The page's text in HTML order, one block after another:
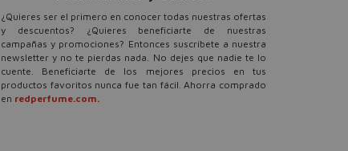
¿Quieres ser el primero en conocer todas nuestras ofertas
y descuentos? ¿Quieres beneficiarte de nuestras
campañas y promociones? Entonces suscríbete a nuestra
newsletter y no te pierdas nada. No dejes que nadie te lo
cuente. Beneficiarte de los mejores precios en tus
productos favoritos nunca fue tan fácil. Ahorra comprado
en redperfume.com.